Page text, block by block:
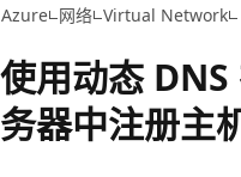
Azure 网络 Virtual Network
使用动态
务器中注册主